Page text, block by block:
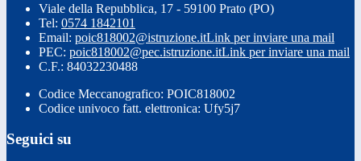
Viale della Repubblica, 17 - 59100 Prato (PO)
Tel: 0574 1842101
Email: poic818002@istruzione.itLink per inviare una mail
PEC: poic818002@pec.istruzione.itLink per inviare una mail
C.F.: 84032230488
Codice Meccanografico: POIC818002
Codice univoco fatt. elettronica: Ufy5j7
Seguici su